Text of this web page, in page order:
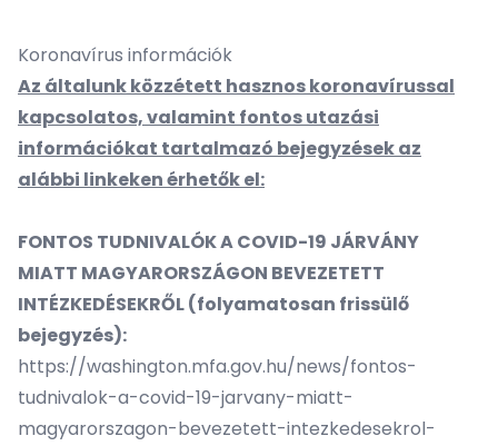
Koronavírus információk
Az általunk közzétett hasznos koronavírussal
kapcsolatos, valamint fontos utazási
információkat tartalmazó bejegyzések az
alábbi linkeken érhetők el:
FONTOS TUDNIVALÓK A COVID-19 JÁRVÁNY
MIATT MAGYARORSZÁGON BEVEZETETT
INTÉZKEDÉSEKRŐL (folyamatosan frissülő
bejegyzés):
https://washington.mfa.gov.hu/news/fontos-
tudnivalok-a-covid-19-jarvany-miatt-
magyarorszagon-bevezetett-intezkedesekrol-